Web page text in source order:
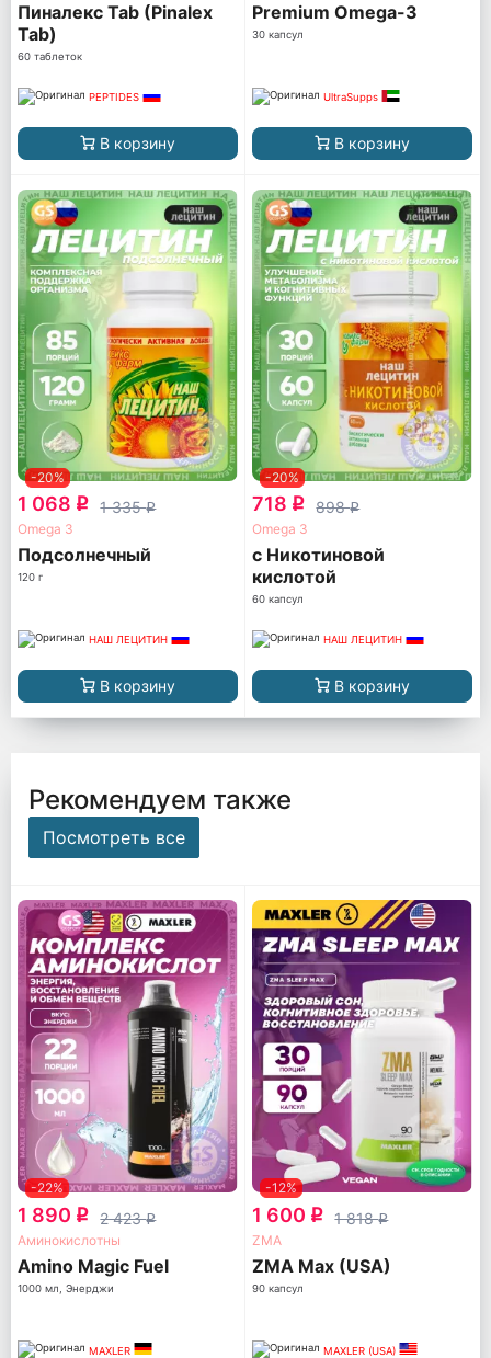
Пиналекс Tab (Pinalex
Tab)
60 таблеток
PEPTIDES
В корзину
Premium Omega-3
30 капсул
UltraSupps
В корзину
-20%
1 068 q 1 335q
Omega 3
Подсолнечный
120 г
НАШ ЛЕЦИТИН
В корзину
-20%
718 q 898q
Omega 3
с Никотиновой
кислотой
60 капсул
НАШ ЛЕЦИТИН
В корзину
Рекомендуем также
Посмотреть все
-22%
1 890 q 2 423q
Аминокислотны
Amino Magic Fuel
1000 мл, Энерджи
MAXLER
-12%
1 600 q 1 818q
ZMA
ZMA Max (USA)
90 капсул
MAXLER (USA)